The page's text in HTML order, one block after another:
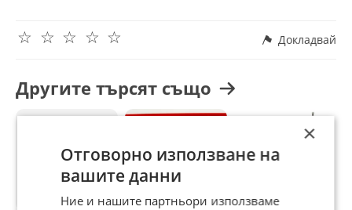
☆
☆
☆
☆
☆ Докладвай
Другите търсят също
×
Отговорно използване на
вашите данни
Ние и нашите партньори използваме